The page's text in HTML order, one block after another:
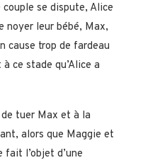
se dispute, Alice
noyer leur bébé, Max,
cause trop de fardeau
ce stade qu’Alice a
tuer Max et à la
alors que Maggie et
l’objet d’une